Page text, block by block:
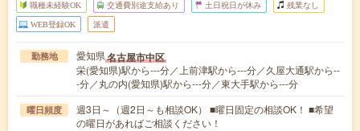
職種未経験OK 交通費別途支給あり 土日祝日が休み 残業なし
WEB登録OK 派遣
勤務地 愛知県名古屋市中区
栄(愛知県)駅から---分／上前津駅から---分／久屋大通駅から--
-分／丸の内(愛知県)駅から---分／東大手駅から---分
曜日頻度
週3日～（週2日～も相談OK） ■曜日固定の相談OK！ ■希望
の曜日があればご相談ください！